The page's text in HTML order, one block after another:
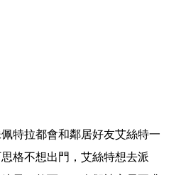
用鍵盤Tab鍵移至影片中央播放鍵，再
(開新視窗)
特拉都會和鄰居好友艾絲特一
格不想出門，艾絲特想去派